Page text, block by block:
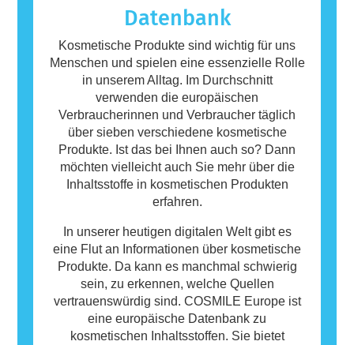
Körperpflegeprodukte können Inhaltsstoffe
enthalten, die bei manchen Menschen eine
Allergie auslösen können. Das bedeutet
jedoch nicht, dass das Produkt für andere
Personen nicht sicher ist.
Datenbank
Kosmetische Produkte sind wichtig für uns
Menschen und spielen eine essenzielle Rolle
in unserem Alltag. Im Durchschnitt
verwenden die europäischen
Verbraucherinnen und Verbraucher täglich
über sieben verschiedene kosmetische
Produkte. Ist das bei Ihnen auch so? Dann
möchten vielleicht auch Sie mehr über die
Inhaltsstoffe in kosmetischen Produkten
erfahren.
In unserer heutigen digitalen Welt gibt es
eine Flut an Informationen über kosmetische
Produkte. Da kann es manchmal schwierig
sein, zu erkennen, welche Quellen
vertrauenswürdig sind. COSMILE Europe ist
eine europäische Datenbank zu
kosmetischen Inhaltsstoffen. Sie bietet